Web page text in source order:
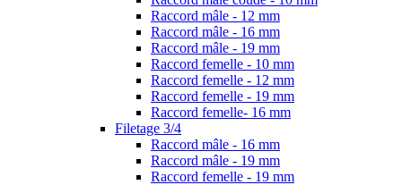
Raccord mâle - 12 mm
Raccord mâle - 16 mm
Raccord mâle - 19 mm
Raccord femelle - 10 mm
Raccord femelle - 12 mm
Raccord femelle - 19 mm
Raccord femelle- 16 mm
Filetage 3/4
Raccord mâle - 16 mm
Raccord mâle - 19 mm
Raccord femelle - 19 mm